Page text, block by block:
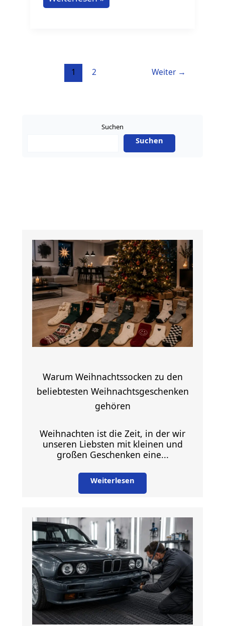
Jobideen
1 2 Weiter →
Suchen
Suchen
Warum Weihnachtssocken zu den
beliebtesten Weihnachtsgeschenken
gehören
Weihnachten ist die Zeit, in der wir
unseren Liebsten mit kleinen und
großen Geschenken eine...
Weiterlesen